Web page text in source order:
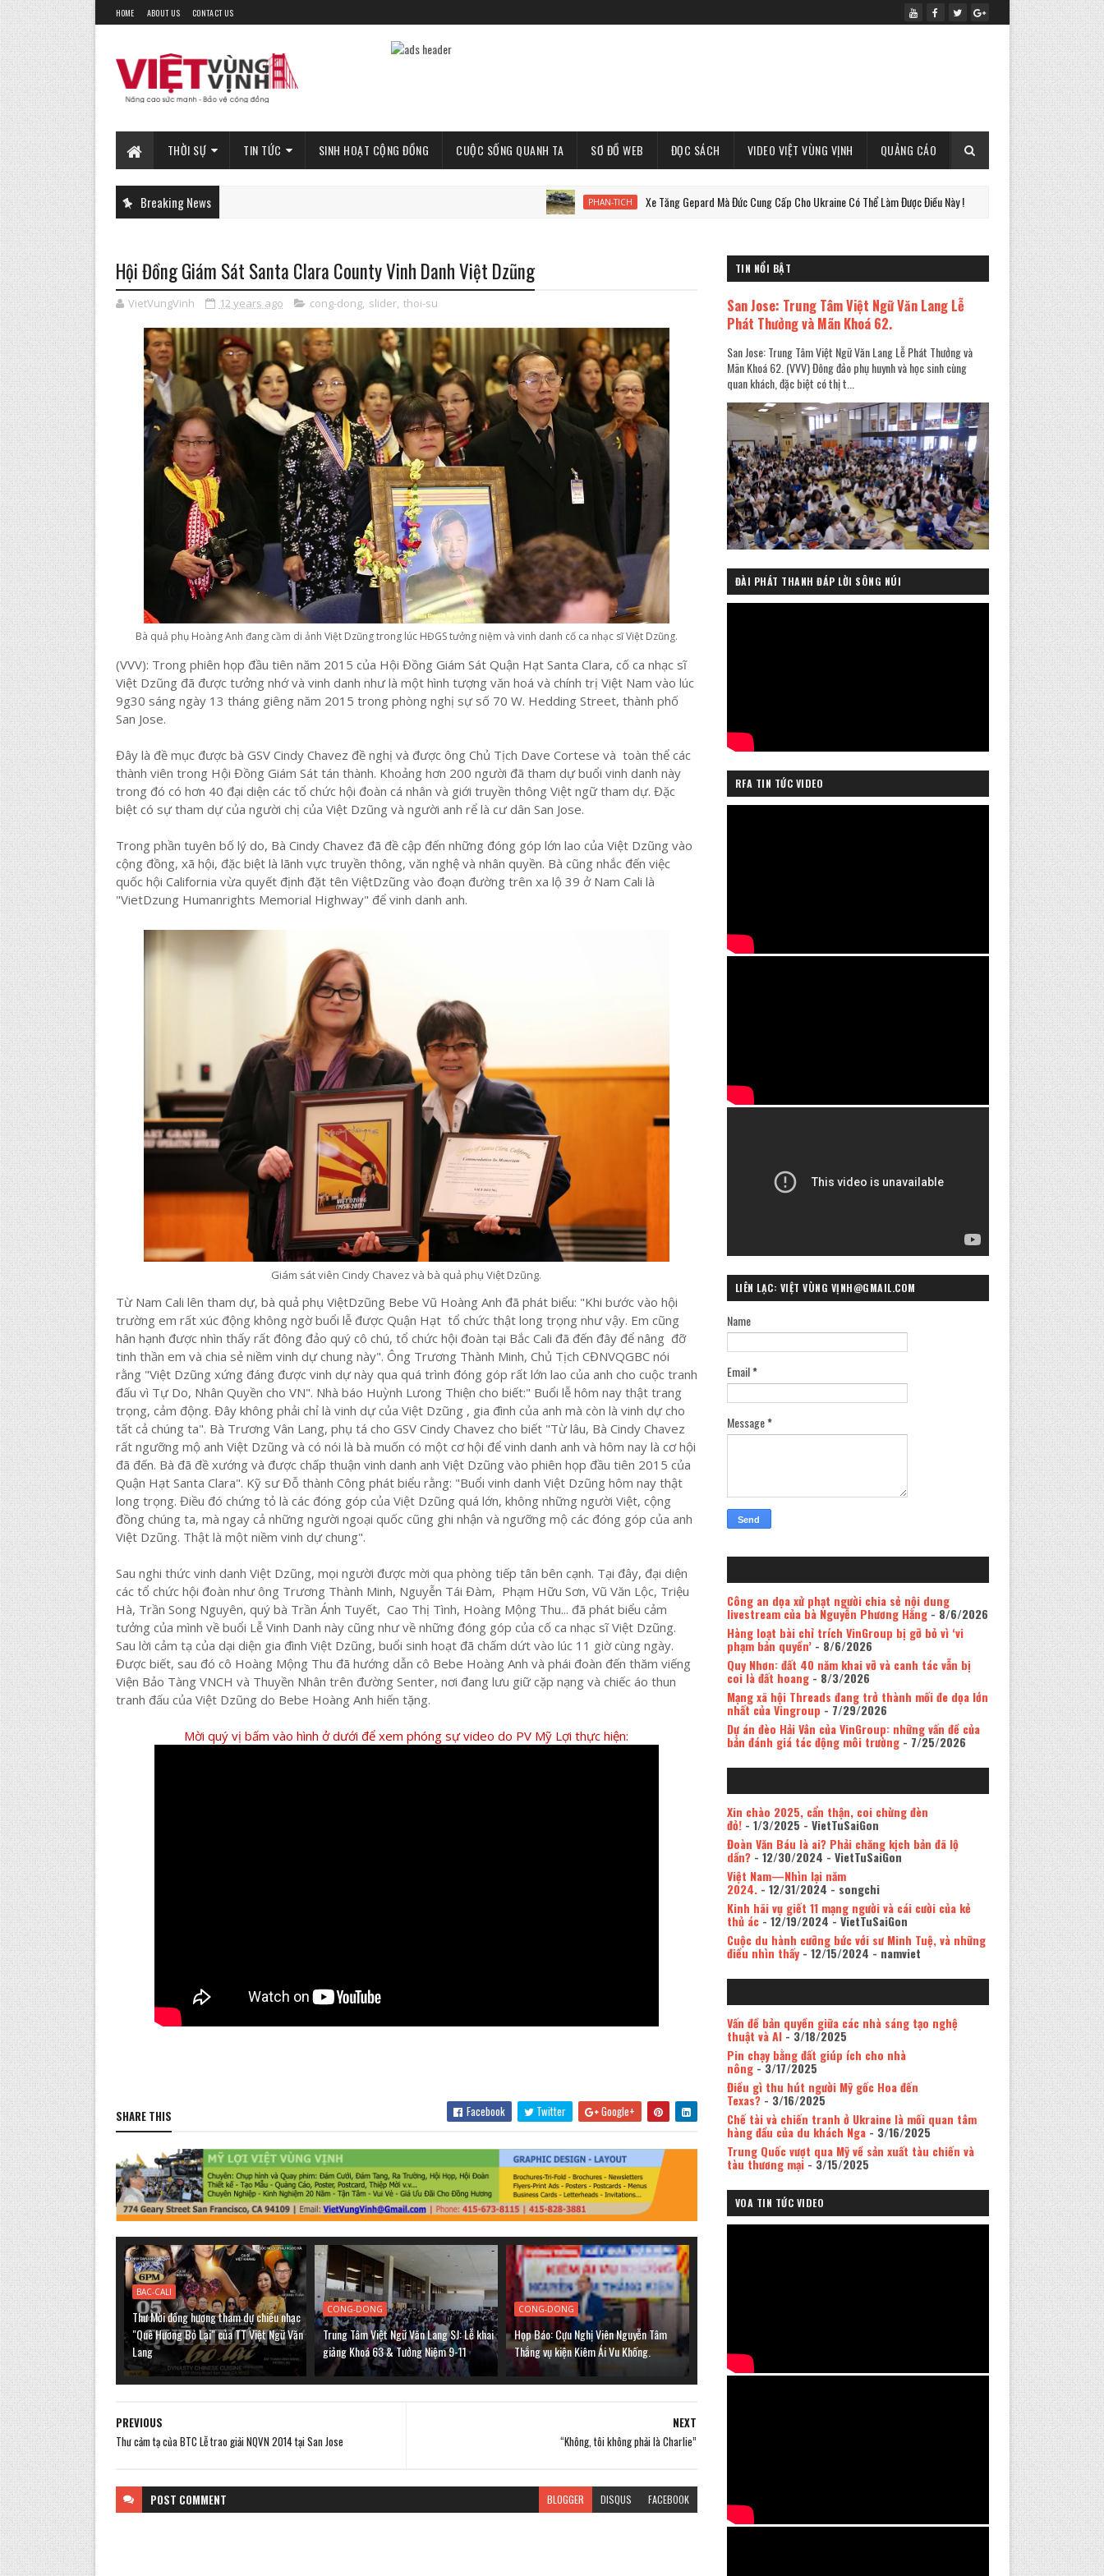
HOME ABOUT US CONTACT US
THỜI SỰ TIN TỨC SINH HOẠT CỘNG ĐỒNG CUỘC SỐNG QUANH TA SƠ ĐỒ WEB ĐỌC SÁCH VIDEO VIỆT VÙNG VỊNH QUẢNG CÁO
Breaking News PHAN-TICH Xe Tăng Gepard Mà Đức Cung Cấp Cho Ukraine Có Thể Làm Được Điều Này ! PHAN-TICH CUỘC CHIẾN
Hội Đồng Giám Sát Santa Clara County Vinh Danh Việt Dzũng
VietVungVinh 12 years ago cong-dong, slider, thoi-su
Bà quả phụ Hoàng Anh đang cầm di ảnh Việt Dzũng trong lúc HĐGS tưởng niệm và vinh danh cố ca nhạc sĩ Việt Dzũng.
(VVV): Trong phiên họp đầu tiên năm 2015 của Hội Đồng Giám Sát Quận Hạt Santa Clara, cố ca nhạc sĩ
Việt Dzũng đã được tưởng nhớ và vinh danh như là một hình tượng văn hoá và chính trị Việt Nam vào lúc
9g30 sáng ngày 13 tháng giêng năm 2015 trong phòng nghị sự số 70 W. Hedding Street, thành phố
San Jose.
Đây là đề mục được bà GSV Cindy Chavez đề nghị và được ông Chủ Tịch Dave Cortese và toàn thể các
thành viên trong Hội Đồng Giám Sát tán thành. Khoảng hơn 200 người đã tham dự buổi vinh danh này
trong đó có hơn 40 đại diện các tổ chức hội đoàn cá nhân và giới truyền thông Việt ngữ tham dự. Đặc
biệt có sự tham dự của người chị của Việt Dzũng và người anh rể là cư dân San Jose.
Trong phần tuyên bố lý do, Bà Cindy Chavez đã đề cập đến những đóng góp lớn lao của Việt Dzũng vào
cộng đồng, xã hội, đặc biệt là lãnh vực truyền thông, văn nghệ và nhân quyền. Bà cũng nhắc đến việc
quốc hội California vừa quyết định đặt tên ViệtDzũng vào đoạn đường trên xa lộ 39 ở Nam Cali là
"VietDzung Humanrights Memorial Highway" để vinh danh anh.
Giám sát viên Cindy Chavez và bà quả phụ Việt Dzũng.
Từ Nam Cali lên tham dự, bà quả phụ ViệtDzũng Bebe Vũ Hoàng Anh đã phát biểu: "Khi bước vào hội
trường em rất xúc động không ngờ buổi lễ được Quận Hạt tổ chức thật long trọng như vậy. Em cũng
hân hạnh được nhìn thấy rất đông đảo quý cô chú, tổ chức hội đoàn tại Bắc Cali đã đến đây để nâng đỡ
tinh thần em và chia sẻ niềm vinh dự chung này". Ông Trương Thành Minh, Chủ Tịch CĐNVQGBC nói
rằng "Việt Dzũng xứng đáng được vinh dự này qua quá trình đóng góp rất lớn lao của anh cho cuộc tranh
đấu vì Tự Do, Nhân Quyền cho VN". Nhà báo Huỳnh Lưong Thiện cho biết:" Buổi lễ hôm nay thật trang
trọng, cảm động. Đây không phải chỉ là vinh dự của Việt Dzũng , gia đình của anh mà còn là vinh dự cho
tất cả chúng ta". Bà Trương Vân Lang, phụ tá cho GSV Cindy Chavez cho biết "Từ lâu, Bà Cindy Chavez
rất ngưỡng mộ anh Việt Dzũng và có nói là bà muốn có một cơ hội để vinh danh anh và hôm nay là cơ hội
đã đến. Bà đã đề xướng và được chấp thuận vinh danh anh Việt Dzũng vào phiên họp đầu tiên 2015 của
Quận Hạt Santa Clara". Kỹ sư Đỗ thành Công phát biểu rằng: "Buổi vinh danh Việt Dzũng hôm nay thật
long trọng. Điều đó chứng tỏ là các đóng góp của Việt Dzũng quá lớn, không những người Việt, cộng
đồng chúng ta, mà ngay cả những người ngoại quốc cũng ghi nhận và ngưỡng mộ các đóng góp của anh
Việt Dzũng. Thật là một niềm vinh dự chung".
Sau nghi thức vinh danh Việt Dzũng, mọi người được mời qua phòng tiếp tân bên cạnh. Tại đây, đại diện
các tổ chức hội đoàn như ông Trương Thành Minh, Nguyễn Tái Đàm, Phạm Hữu Sơn, Vũ Văn Lộc, Triệu
Hà, Trần Song Nguyên, quý bà Trần Ánh Tuyết, Cao Thị Tình, Hoàng Mộng Thu... đã phát biểu cảm
tưởng của mình về buổi Lễ Vinh Danh này cũng như về những đóng góp của cố ca nhạc sĩ Việt Dzũng.
Sau lời cảm tạ của dại diện gia đình Việt Dzũng, buổi sinh hoạt đã chấm dứt vào lúc 11 giờ cùng ngày.
Được biết, sau đó cô Hoàng Mộng Thu đã hướng dẫn cô Bebe Hoàng Anh và phái đoàn đến thăm viếng
Viện Bảo Tàng VNCH và Thuyền Nhân trên đường Senter, nơi đang lưu giữ cặp nạng và chiếc áo thun
tranh đấu của Việt Dzũng do Bebe Hoàng Anh hiến tặng.
Mời quý vị bấm vào hình ở dưới để xem phóng sự video do PV Mỹ Lợi thực hiện:
SHARE THIS Facebook Twitter Google+
BAC-CALI
Thư Mời đồng hương tham dự chiều nhạc
"Quê Hương Bỏ Lại" của TT Việt Ngữ Văn
Lang
CONG-DONG
Trung Tâm Việt Ngữ Văn Lang SJ: Lễ khai
giảng Khoá 63 & Tưởng Niệm 9-11
CONG-DONG
Họp Báo: Cựu Nghị Viên Nguyễn Tâm
Thắng vụ kiện Kiêm Ái Vu Khống.
NEXT
“Không, tôi không phải là Charlie”
PREVIOUS
Thư cảm tạ của BTC Lễ trao giải NQVN 2014 tại San Jose
POST COMMENT BLOGGER DISQUS FACEBOOK
TIN NỔI BẬT
San Jose: Trung Tâm Việt Ngữ Văn Lang Lễ
Phát Thưởng và Mãn Khoá 62.
San Jose: Trung Tâm Việt Ngữ Văn Lang Lễ Phát Thưởng và
Mãn Khoá 62. (VVV) Đông đảo phụ huynh và học sinh cùng
quan khách, đặc biệt có thị t...
ĐÀI PHÁT THANH ĐÁP LỜI SÔNG NÚI
RFA TIN TỨC VIDEO
LIÊN LẠC: VIỆT VÙNG VỊNH@GMAIL.COM
Name
Email*
Message*
Công an dọa xử phạt người chia sẻ nội dung
livestream của bà Nguyễn Phương Hằng- 8/6/2026
Hàng loạt bài chỉ trích VinGroup bị gỡ bỏ vì ‘vi
phạm bản quyền’- 8/6/2026
Quy Nhơn: đất 40 năm khai vỡ và canh tác vẫn bị
coi là đất hoang- 8/3/2026
Mạng xã hội Threads đang trở thành mối đe dọa lớn
nhất của Vingroup - 7/29/2026
Dự án đèo Hải Vân của VinGroup: những vấn đề của
bản đánh giá tác động môi trường- 7/25/2026
Xin chào 2025, cẩn thận, coi chừng đèn
đỏ!- 1/3/2025 - VietTuSaiGon
Đoàn Văn Báu là ai? Phải chăng kịch bản đã lộ
dần?- 12/30/2024 - VietTuSaiGon
Việt Nam—Nhìn lại năm
2024.- 12/31/2024 - songchi
Kinh hãi vụ giết 11 mạng người và cái cười của kẻ
thủ ác- 12/19/2024 - VietTuSaiGon
Cuộc du hành cưỡng bức với sư Minh Tuệ, và những
điều nhìn thấy- 12/15/2024 - namviet
Vấn đề bản quyền giữa các nhà sáng tạo nghệ
thuật và AI- 3/18/2025
Pin chạy bằng đất giúp ích cho nhà
nông- 3/17/2025
Điều gì thu hút người Mỹ gốc Hoa đến
Texas?- 3/16/2025
Chế tài và chiến tranh ở Ukraine là mối quan tâm
hàng đầu của du khách Nga- 3/16/2025
Trung Quốc vượt qua Mỹ về sản xuất tàu chiến và
tàu thương mại- 3/15/2025
VOA TIN TỨC VIDEO